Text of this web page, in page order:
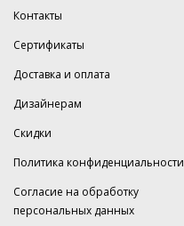
Контакты
Сертификаты
Доставка и оплата
Дизайнерам
Скидки
Политика конфиденциальности
Согласие на обработку
персональных данных